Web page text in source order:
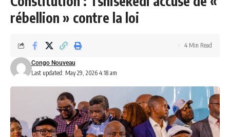
rébellion » contre la loi
Last updated: May 29, 2026 4:18 am
Congo Nouveau
4 Min Read